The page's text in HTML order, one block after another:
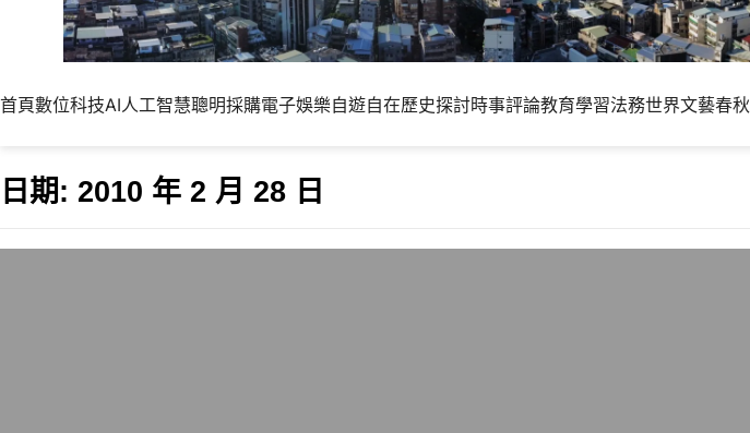
首頁數位科技AI人工智慧聰明採購電子娛樂自遊自在歷史探討時事評論教育學習法務世界文藝春秋
日期: 2010 年 2 月 28 日